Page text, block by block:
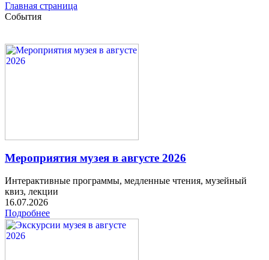
Главная страница
События
Мероприятия музея в августе 2026
Интерактивные программы, медленные чтения, музейный
квиз, лекции
16.07.2026
Подробнее